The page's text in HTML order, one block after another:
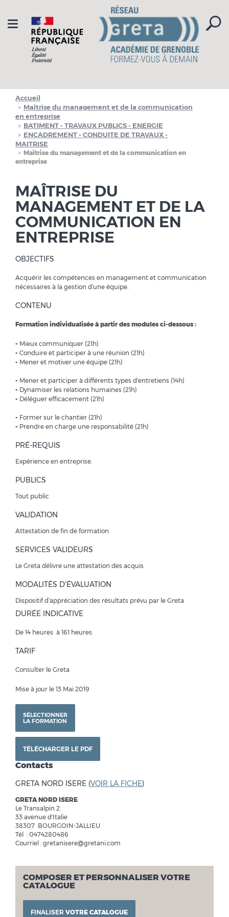
Toggle
navigation
Accueil
Maîtrise du management et de la communication
en entreprise
BATIMENT - TRAVAUX PUBLICS - ENERGIE
ENCADREMENT - CONDUITE DE TRAVAUX -
MAITRISE
Maîtrise du management et de la communication en
entreprise
MAÎTRISE DU
MANAGEMENT ET DE LA
COMMUNICATION EN
ENTREPRISE
OBJECTIFS
Acquérir les compétences en management et communication
nécessaires à la gestion d’une équipe.
CONTENU
Formation individualisée à partir des modules ci-dessous :
- Mieux communiquer (21h)
- Conduire et participer à une réunion (21h)
- Mener et motiver une équipe (21h)
- Mener et participer à différents types d'entretiens (14h)
- Dynamiser les relations humaines (21h)
- Déléguer efficacement (21h)
- Former sur le chantier (21h)
- Prendre en charge une responsabilité (21h)
PRÉ-REQUIS
Expérience en entreprise.
PUBLICS
Tout public
VALIDATION
Attestation de fin de formation
SERVICES VALIDEURS
Le Greta délivre une attestation des acquis
MODALITÉS D'ÉVALUATION
Dispositif d’appréciation des résultats prévu par le Greta
DURÉE INDICATIVE
De 14 heures à 161 heures.
TARIF
Consulter le Greta
Mise à jour le 13 Mai 2019
SÉLECTIONNER
LA FORMATION
TÉLÉCHARGER LE PDF
Contacts
GRETA NORD ISERE (VOIR LA FICHE)
GRETA NORD ISERE
Le Transalpin 2
33 avenue d'Italie
38307 BOURGOIN-JALLIEU
Tél : 0474280486
Courriel : gretanisere@gretani.com
COMPOSER ET PERSONNALISER VOTRE
CATALOGUE
FINALISER VOTRE CATALOGUE